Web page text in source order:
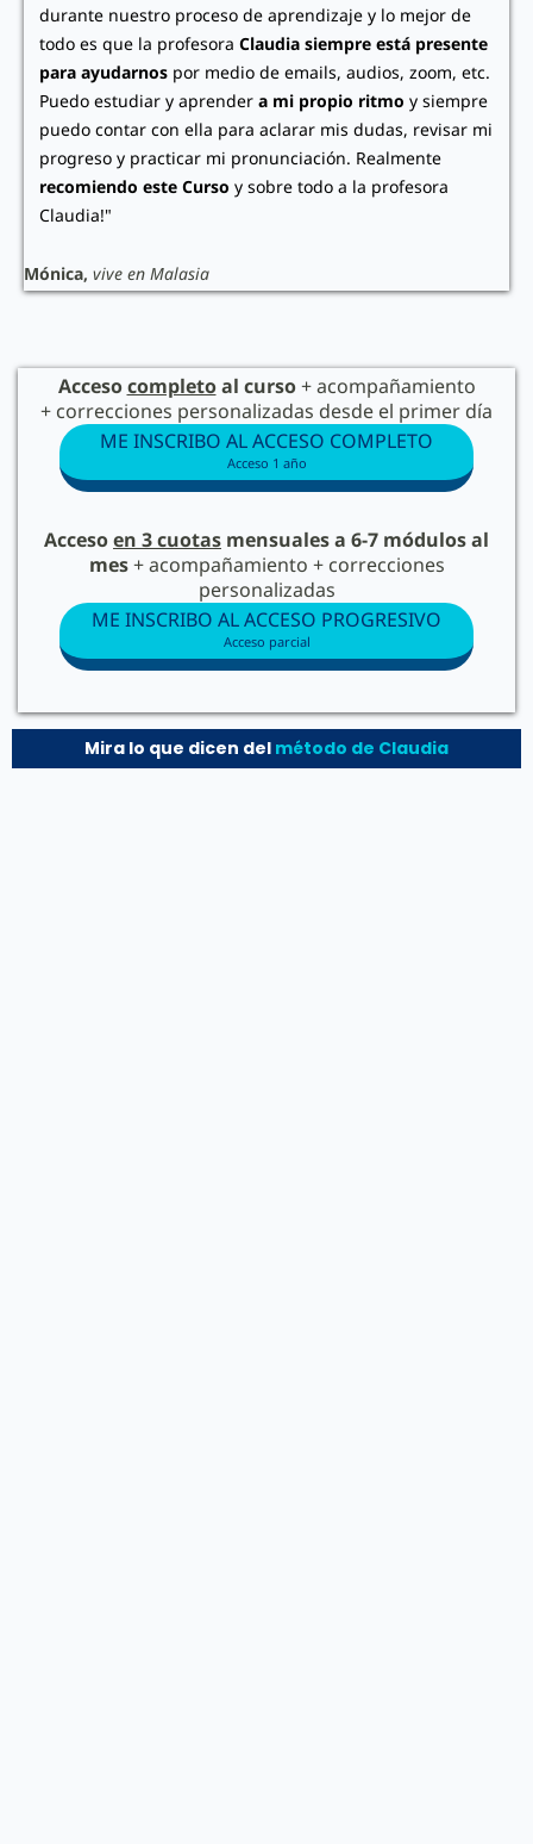
durante nuestro proceso de aprendizaje y lo mejor de
todo es que la profesora Claudia siempre está presente
para ayudarnos por medio de emails, audios, zoom, etc.
Puedo estudiar y aprender a mi propio ritmo y siempre
puedo contar con ella para aclarar mis dudas, revisar mi
progreso y practicar mi pronunciación. Realmente
recomiendo este Curso y sobre todo a la profesora
Claudia!"
Mónica, vive en Malasia
Accesocompletoal curso+ acompañamiento
+ correcciones personalizadas desde el primer día
ME INSCRIBO AL ACCESO COMPLETO
Acceso 1 año
Accesoen 3 cuotas mensuales a 6-7 módulos al
mes+ acompañamiento + correcciones
personalizadas
ME INSCRIBO AL ACCESO PROGRESIVO
Acceso parcial
Mira lo que dicen del método de Claudia